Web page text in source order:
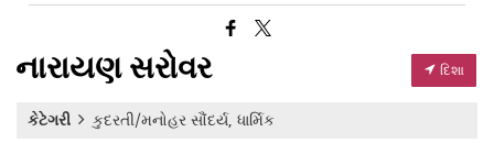
નારાયણ સરોવર દિશા
કેટેગરી
કુદરતી/મનોહર સૌંદર્ય, ધાર્મિક